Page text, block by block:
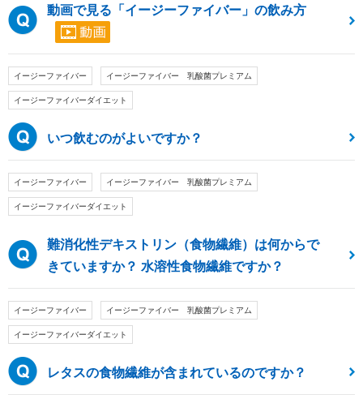
動画で見る「イージーファイバー」の飲み方
イージーファイバー イージーファイバー 乳酸菌プレミアム
イージーファイバーダイエット
いつ飲むのがよいですか？
イージーファイバー イージーファイバー 乳酸菌プレミアム
イージーファイバーダイエット
難消化性デキストリン（食物繊維）は何からで
きていますか？ 水溶性食物繊維ですか？
イージーファイバー イージーファイバー 乳酸菌プレミアム
イージーファイバーダイエット
レタスの食物繊維が含まれているのですか？